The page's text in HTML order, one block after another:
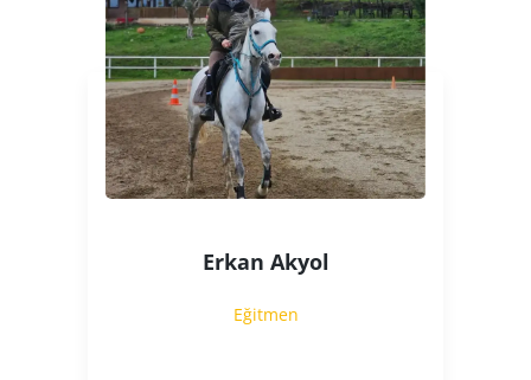
Erkan Akyol
Eğitmen